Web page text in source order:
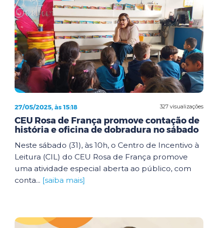
327 visualizações
27/05/2025, às 15:18
CEU Rosa de França promove contação de
história e oficina de dobradura no sábado
Neste sábado (31), às 10h, o Centro de Incentivo à
Leitura (CIL) do CEU Rosa de França promove
uma atividade especial aberta ao público, com
conta... [saiba mais]